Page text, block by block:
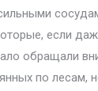
если
обращали
по лесам,